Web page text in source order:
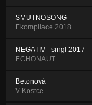
SMUTNOSONG
Ekompilace 2018
NEGATIV - singl 2017
ECHONAUT
Betonová
V Kostce